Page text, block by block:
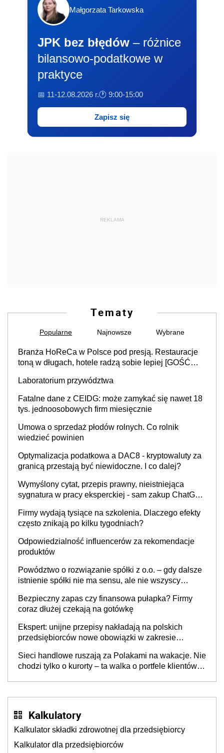
Małgorzata Tarkowska
JPK bez błędów – różnice
bilansowo-podatkowe w
praktyce
📅 11-12.08.2026 r.🕐 9:00-15:00
Zapisz się
REKLAMA
Tematy
Popularne Najnowsze Wybrane
Branża HoReCa w Polsce pod presją. Restauracje
toną w długach, hotele radzą sobie lepiej [GOŚĆ
Laboratorium przywództwa
Fatalne dane z CEIDG: może zamykać się nawet 18
tys. jednoosobowych firm miesięcznie
Umowa o sprzedaż płodów rolnych. Co rolnik
wiedzieć powinien
Optymalizacja podatkowa a DAC8 - kryptowaluty za
granicą przestają być niewidoczne. I co dalej?
Wymyślony cytat, przepis prawny, nieistniejąca
sygnatura w pracy eksperckiej - sam zakup ChatGPT
Firmy wydają tysiące na szkolenia. Dlaczego efekty
często znikają po kilku tygodniach?
Odpowiedzialność influencerów za rekomendacje
produktów
Powództwo o rozwiązanie spółki z o.o. – gdy dalsze
istnienie spółki nie ma sensu, ale nie wszyscy
Bezpieczny zapas czy finansowa pułapka? Firmy
coraz dłużej czekają na gotówkę
Ekspert: unijne przepisy nakładają na polskich
przedsiębiorców nowe obowiązki w zakresie
Sieci handlowe ruszają za Polakami na wakacje. Nie
chodzi tylko o kurorty – ta walka o portfele klientów
Kalkulatory
Kalkulator składki zdrowotnej dla przedsiębiorcy
Kalkulator dla przedsiębiorców